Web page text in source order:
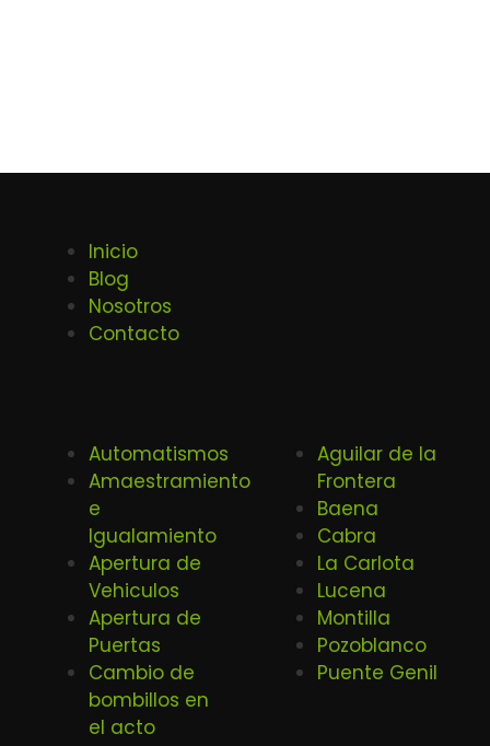
Inicio
Blog
Nosotros
Contacto
Automatismos
Amaestramiento
e
Igualamiento
Apertura de
Vehiculos
Apertura de
Puertas
Cambio de
bombillos en
el acto
Aguilar de la
Frontera
Baena
Cabra
La Carlota
Lucena
Montilla
Pozoblanco
Puente Genil